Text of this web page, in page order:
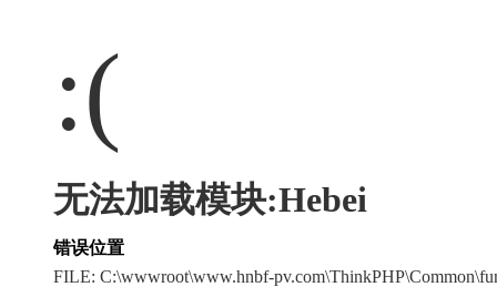
:(
无法加载模块:Hebei
错误位置
FILE: C:\wwwroot\www.hnbf-